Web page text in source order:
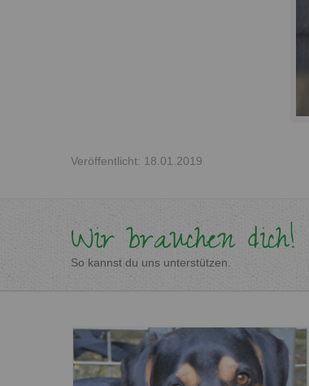
Veröffentlicht: 18.01.2019
Wir brauchen dich!
So kannst du uns unterstützen.